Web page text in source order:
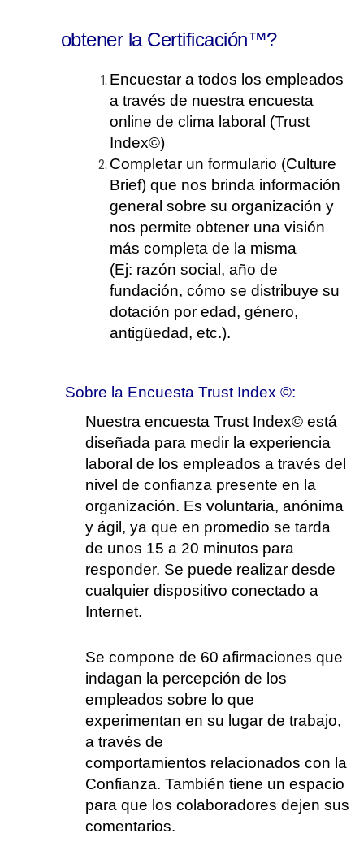
obtener la Certificación™?
Encuestar a todos los empleados
a través de nuestra encuesta
online de clima laboral (Trust
Index©)
Completar un formulario (Culture
Brief) que nos brinda información
general sobre su organización y
nos permite obtener una visión
más completa de la misma
(Ej: razón social, año de
fundación, cómo se distribuye su
dotación por edad, género,
antigüedad, etc.).
Sobre la Encuesta Trust Index ©:
Nuestra encuesta Trust Index© está
diseñada para medir la experiencia
laboral de los empleados a través del
nivel de confianza presente en la
organización. Es voluntaria, anónima
y ágil, ya que en promedio se tarda
de unos 15 a 20 minutos para
responder. Se puede realizar desde
cualquier dispositivo conectado a
Internet.
Se compone de 60 afirmaciones que
indagan la percepción de los
empleados sobre lo que
experimentan en su lugar de trabajo,
a través de
comportamientos relacionados con la
Confianza. También tiene un espacio
para que los colaboradores dejen sus
comentarios.